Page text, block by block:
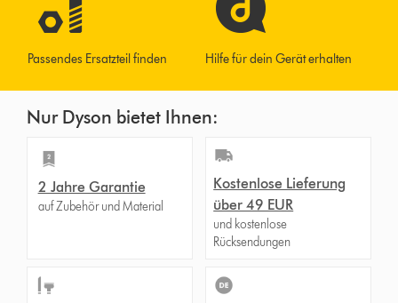
Passendes Ersatzteil finden Hilfe für dein Gerät erhalten
Nur Dyson bietet Ihnen:
2 Jahre Garantie
auf Zubehör und Material
Kostenlose Lieferung
über 49 EUR
und kostenlose
Rücksendungen